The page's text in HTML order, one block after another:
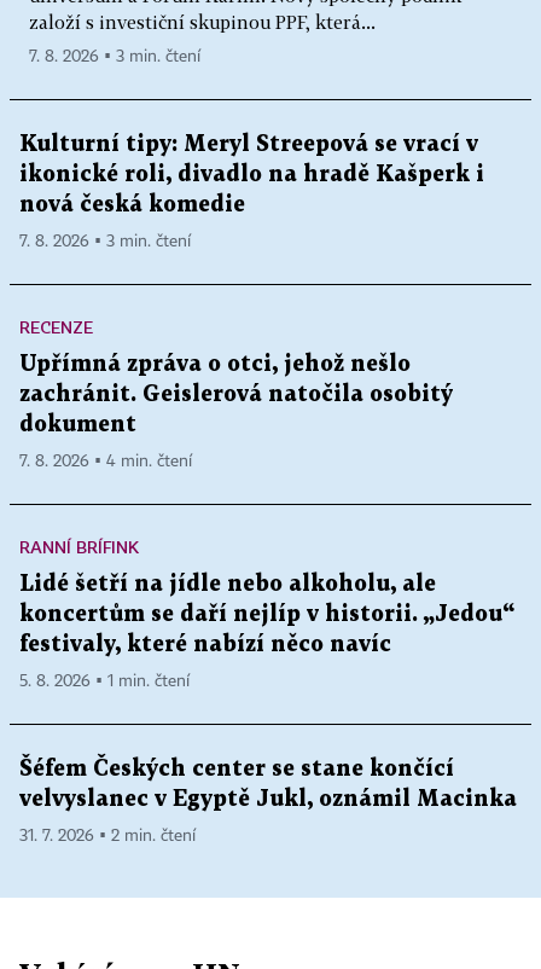
založí s investiční skupinou PPF, která...
7. 8. 2026 ▪ 3 min. čtení
Kulturní tipy: Meryl Streepová se vrací v
ikonické roli, divadlo na hradě Kašperk i
nová česká komedie
7. 8. 2026 ▪ 3 min. čtení
RECENZE
Upřímná zpráva o otci, jehož nešlo
zachránit. Geislerová natočila osobitý
dokument
7. 8. 2026 ▪ 4 min. čtení
RANNÍ BRÍFINK
Lidé šetří na jídle nebo alkoholu, ale
koncertům se daří nejlíp v historii. „Jedou“
festivaly, které nabízí něco navíc
5. 8. 2026 ▪ 1 min. čtení
Šéfem Českých center se stane končící
velvyslanec v Egyptě Jukl, oznámil Macinka
31. 7. 2026 ▪ 2 min. čtení